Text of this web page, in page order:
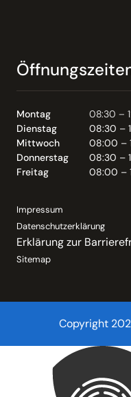
Montag
08:30 –
Dienstag
08:30 –
Mittwoch
08:00 –
Donnerstag
08:30 –
Freitag
08:00 –
Impressum
Datenschutzerklärung
Erklärung zur
Sitemap
Copyright